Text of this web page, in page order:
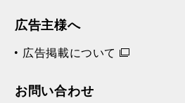
広告主様へ
広告掲載について
お問い合わせ